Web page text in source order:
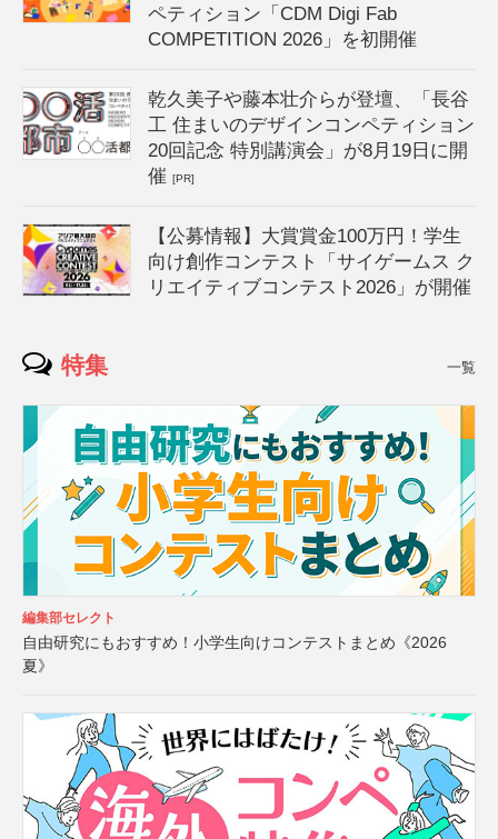
ペティション「CDM Digi Fab
COMPETITION 2026」を初開催
乾久美子や藤本壮介らが登壇、「長谷
工 住まいのデザインコンペティション
20回記念 特別講演会」が8月19日に開
催[PR]
【公募情報】大賞賞金100万円！学生
向け創作コンテスト「サイゲームス ク
リエイティブコンテスト2026」が開催
特集 一覧
編集部セレクト
自由研究にもおすすめ！小学生向けコンテストまとめ《2026
夏》